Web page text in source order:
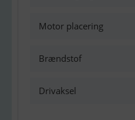
Motor placering
Brændstof
Drivaksel